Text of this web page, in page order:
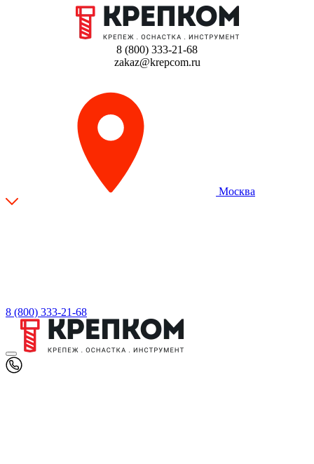
8 (800) 333-21-68
zakaz@krepcom.ru
Москва
8 (800) 333-21-68